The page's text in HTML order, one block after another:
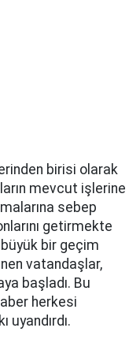
birisi olarak
mevcut işlerine
sebep
getirmekte
bir geçim
vatandaşlar,
başladı. Bu
herkesi
uyandırdı.